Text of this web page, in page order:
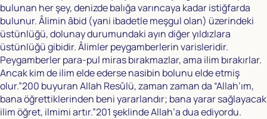
bulunan her şey, denizde balığa varıncaya kadar istiğfarda
bulunur. Âlimin âbid (yani ibadetle meşgul olan) üzerindeki
üstünlüğü, dolunay durumundaki ayın diğer yıldızlara
üstünlüğü gibidir. Âlimler peygamberlerin varisleridir.
Peygamberler para-pul miras bırakmazlar, ama ilim bırakırlar.
Ancak kim de ilim elde ederse nasibin bolunu elde etmiş
olur.”200 buyuran Allah Resûlü, zaman zaman da “Allah’ım,
bana öğrettiklerinden beni yararlandır; bana yarar sağlayacak
ilim öğret, ilmimi artır.”201 şeklinde Allah’a dua ediyordu.